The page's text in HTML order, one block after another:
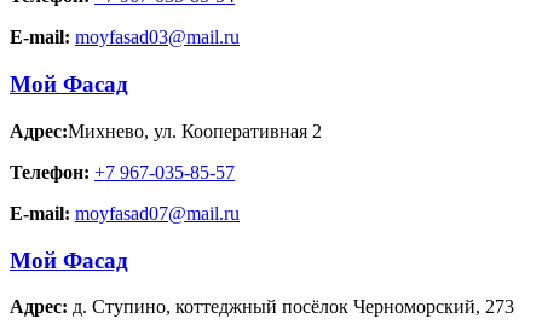
E-mail: moyfasad03@mail.ru
Мой Фасад
Адрес:Михнево, ул. Кооперативная 2
Телефон: +7 967-035-85-57
E-mail: moyfasad07@mail.ru
Мой Фасад
Адрес: д. Ступино, коттеджный посёлок Черноморский, 273